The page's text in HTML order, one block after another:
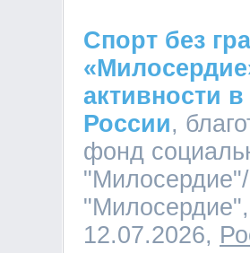
Спорт без
активности
России,
фонд
12.07.2026,